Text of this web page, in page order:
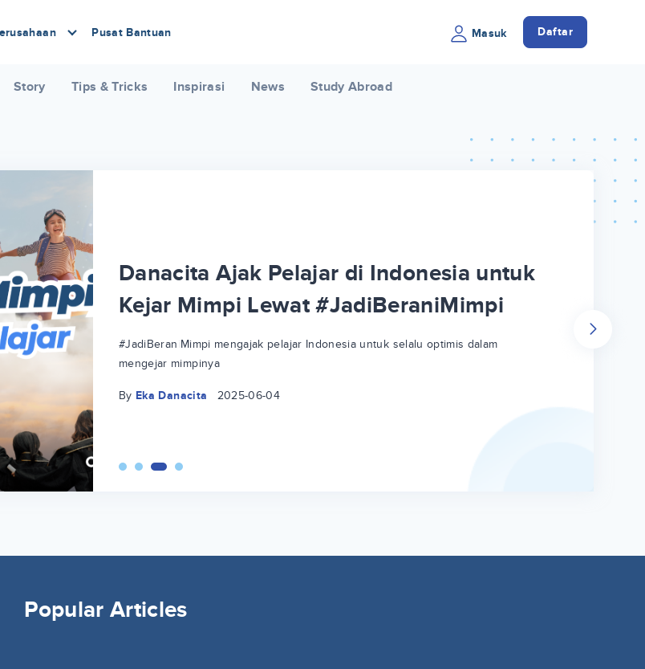
Pusat Bantuan Masuk Daftar
Story Tips & Tricks Inspirasi News Study Abroad
Danacita Ajak Pelajar di Indonesia untuk
Kejar Mimpi Lewat #JadiBeraniMimpi
#JadiBeraniMimpi mengajak pelajar Indonesia untuk selalu optimis dalam
mengejar mimpinya
By Eka Danacita 2025-06-04
Popular Articles